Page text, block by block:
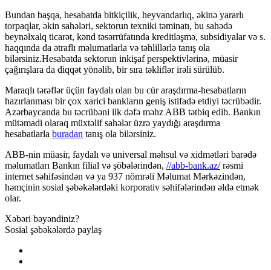
Bundan başqa, hesabatda bitkiçilik, heyvandarlıq, əkinə yararlı
torpaqlar, əkin sahələri, sektorun texniki təminatı, bu sahədə
beynəlxalq ticarət, kənd təsərrüfatında kreditləşmə, subsidiyalar və s.
haqqında da ətraflı məlumatlarla və təhlillərlə tanış ola
bilərsiniz.Hesabatda sektorun inkişaf perspektivlərinə, müasir
çağırışlara da diqqət yönəlib, bir sıra təkliflər irəli sürülüb.
Maraqlı tərəflər üçün faydalı olan bu cür araşdırma-hesabatların
hazırlanması bir çox xarici bankların geniş istifadə etdiyi təcrübədir.
Azərbaycanda bu təcrübəni ilk dəfə məhz ABB tətbiq edib. Bankın
mütəmadi olaraq müxtəlif sahələr üzrə yaydığı araşdırma
hesabatlarla buradan tanış ola bilərsiniz.
ABB-nin müasir, faydalı və universal məhsul və xidmətləri barədə
məlumatları Bankın filial və şöbələrindən, //abb-bank.az/rəsmi
internet səhifəsindən və ya 937 nömrəli Məlumat Mərkəzindən,
həmçinin sosial şəbəkələrdəki korporativ səhifələrindən əldə etmək
olar.
Xəbəri bəyəndiniz?
Sosial şəbəkələrdə paylaş